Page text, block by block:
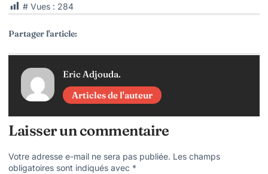
# Vues : 284
Partager l'article:
Eric Adjouda.
Articles de l'auteur
Laisser un commentaire
Votre adresse e-mail ne sera pas publiée. Les champs
obligatoires sont indiqués avec *